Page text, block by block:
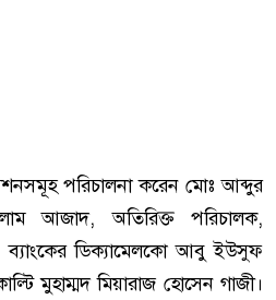
পরিচালনা করেন মোঃ আব্দুর
আজাদ, অতিরিক্ত পরিচালক,
ব্যাংকের ডিক্যামেলকো আবু ইউসুফ
মুহাম্মদ মিয়ারাজ হোসেন গাজী।